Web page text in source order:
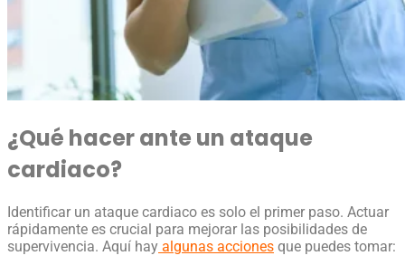
¿Qué hacer ante un ataque
cardiaco?
Identificar un ataque cardiaco es solo el primer paso. Actuar
rápidamente es crucial para mejorar las posibilidades de
supervivencia. Aquí hay algunas acciones que puedes tomar: